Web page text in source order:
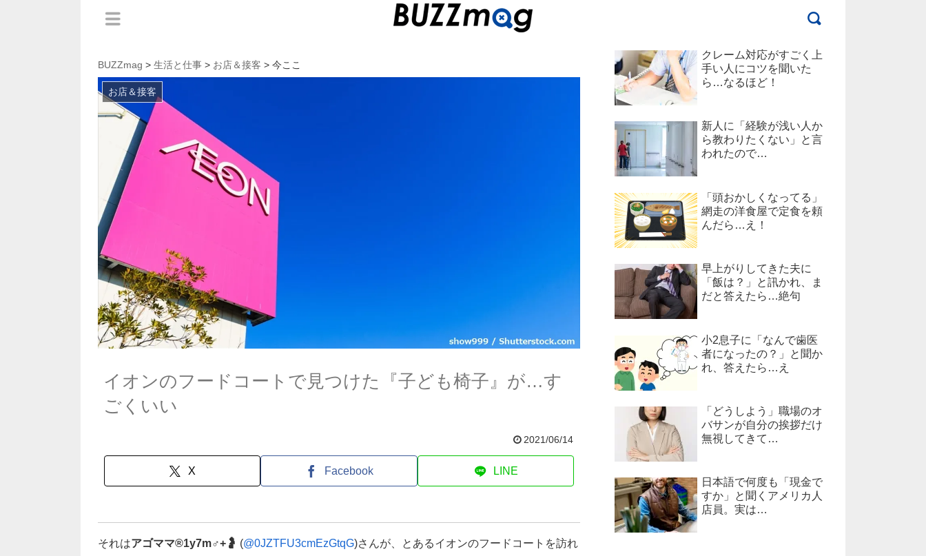
BUZZmag > 生活と仕事 > お店＆接客 > 今ここ
お店＆接客
イオンのフードコートで見つけた『子ども椅子』が…す
ごくいい
2021/06/14
X Facebook LINE
それはアゴママ®1y7m♂+🤰 (@0JZTFU3cmEzGtqG)さんが、とあるイオンのフードコートを訪れ
クレーム対応がすごく上
手い人にコツを聞いた
ら…なるほど！
新人に「経験が浅い人か
ら教わりたくない」と言
われたので…
「頭おかしくなってる」
網走の洋食屋で定食を頼
んだら…え！
早上がりしてきた夫に
「飯は？」と訊かれ、ま
だと答えたら…絶句
小2息子に「なんで歯医
者になったの？」と聞か
れ、答えたら…え
「どうしよう」職場のオ
バサンが自分の挨拶だけ
無視してきて…
日本語で何度も「現金で
すか」と聞くアメリカ人
店員。実は…